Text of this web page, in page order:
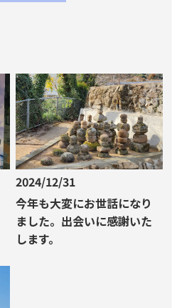
2024/12/31
今年も大変にお世話になり
ました。出会いに感謝いた
します。